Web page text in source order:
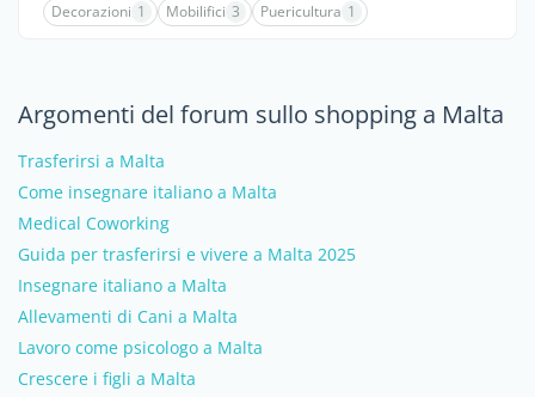
Decorazioni 1 Mobilifici 3 Puericultura 1
Argomenti del forum sullo shopping a Malta
Trasferirsi a Malta
Come insegnare italiano a Malta
Medical Coworking
Guida per trasferirsi e vivere a Malta 2025
Insegnare italiano a Malta
Allevamenti di Cani a Malta
Lavoro come psicologo a Malta
Crescere i figli a Malta